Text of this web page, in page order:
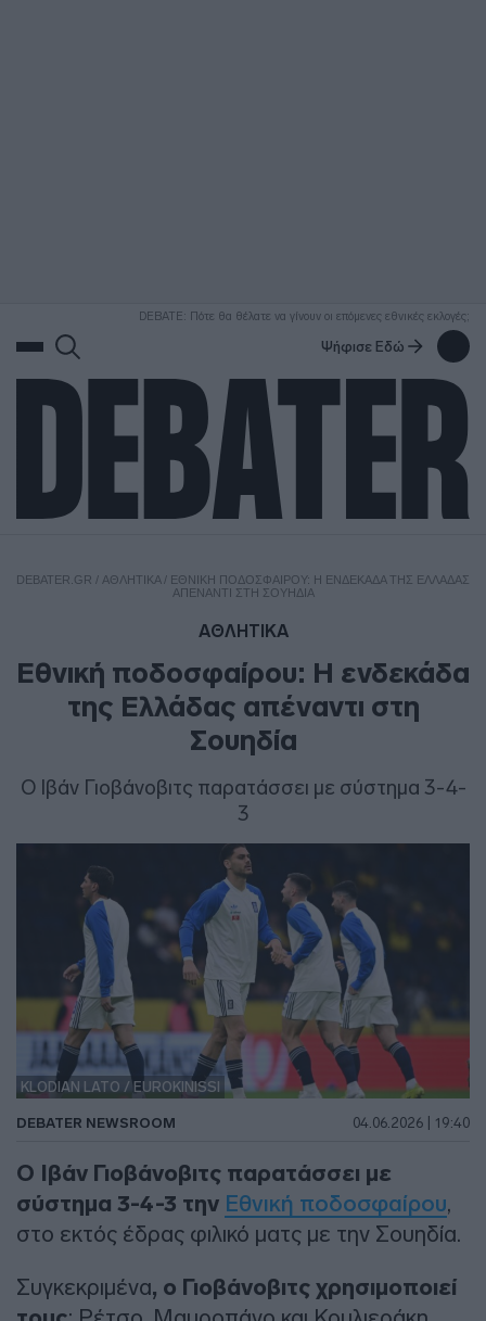
DEBATE: Πότε θα θέλατε να γίνουν οι επόμενες εθνικές εκλογές;
Ψήφισε Εδώ
DEBATER.GR / ΑΘΛΗΤΙΚΑ/ ΕΘΝΙΚΉ ΠΟΔΟΣΦΑΊΡΟΥ: Η ΕΝΔΕΚΆΔΑ ΤΗΣ ΕΛΛΆΔΑΣ
ΑΠΈΝΑΝΤΙ ΣΤΗ ΣΟΥΗΔΊΑ
ΑΘΛΗΤΙΚΑ
Εθνική ποδοσφαίρου: Η ενδεκάδα
της Ελλάδας απέναντι στη
Σουηδία
Ο Ιβάν Γιοβάνοβιτς παρατάσσει με σύστημα 3-4-
3
KLODIAN LATO / EUROKINISSI
DEBATER NEWSROOM 04.06.2026 | 19:40
Ο Ιβάν Γιοβάνοβιτς παρατάσσει με
σύστημα 3-4-3 την Εθνική ποδοσφαίρου,
στο εκτός έδρας φιλικό ματς με την Σουηδία.
Συγκεκριμένα, ο Γιοβάνοβιτς χρησιμοποιεί